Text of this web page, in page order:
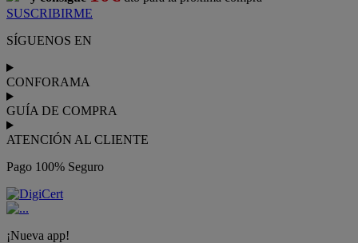
SUSCRIBIRME
SÍGUENOS EN
CONFORAMA
GUÍA DE COMPRA
ATENCIÓN AL CLIENTE
Pago 100% Seguro
¡Nueva app!